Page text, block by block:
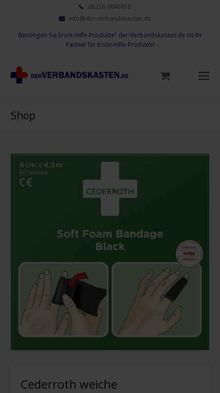
06238-9846810
info@der-verbandskasten.de
Benötigen Sie Erste-Hilfe-Produkte? der-Verbandskasten.de ist Ihr
Partner für Erste-Hilfe-Produkte!
Shop
Cederroth weiche